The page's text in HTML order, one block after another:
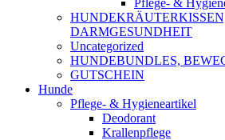
Pflege- &
DARMGESUNDHEIT
Uncategorized
HUNDEBUNDLES,
GUTSCHEIN
Hunde
Pflege- & Hygieneartikel
Deodorant
Krallenpflege